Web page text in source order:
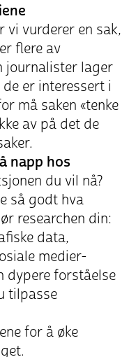
vi vurderer en sak,
flere av
journalister lager
er interessert i
må saken «tenke
av på det de
napp hos
du vil nå?
så godt hva
researchen din:
data,
medier-
dypere forståelse
tilpasse
for å øke